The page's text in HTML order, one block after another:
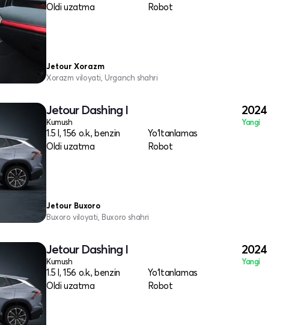
Oldi uzatma
Robot
Jetour Xorazm
Xorazm viloyati, Urganch shahri
Jetour Dashing I
Kumush
1.5 l, 156 o.k., benzin
Yo‘ltanlamas
Oldi uzatma
Robot
2024
Yangi
Jetour Buxoro
Buxoro viloyati, Buxoro shahri
Jetour Dashing I
Kumush
1.5 l, 156 o.k., benzin
Yo‘ltanlamas
Oldi uzatma
Robot
2024
Yangi